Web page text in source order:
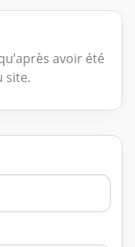
avoir été
site.